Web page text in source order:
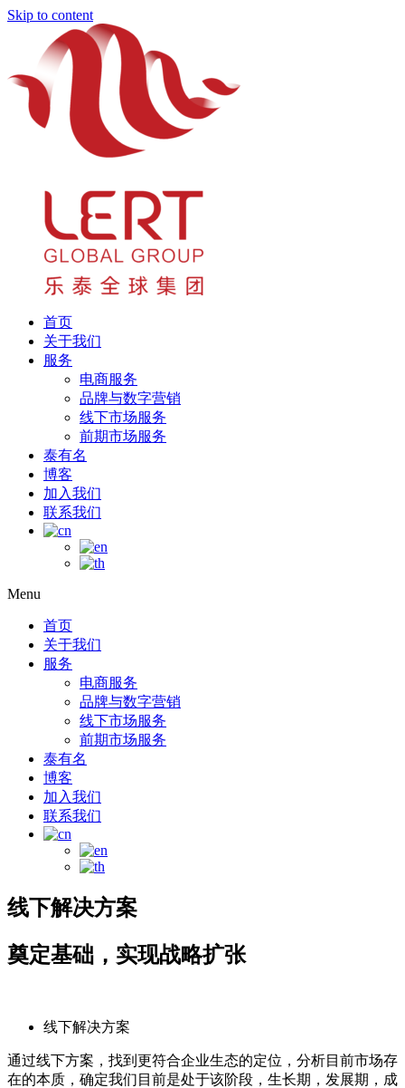
Skip to content
首页
关于我们
服务
电商服务
品牌与数字营销
线下市场服务
前期市场服务
泰有名
博客
加入我们
联系我们
Menu
首页
关于我们
服务
电商服务
品牌与数字营销
线下市场服务
前期市场服务
泰有名
博客
加入我们
联系我们
线下解决方案
奠定基础，实现战略扩张
线下解决方案
通过线下方案，找到更符合企业生态的定位，分析目前市场存
在的本质，确定我们目前是处于该阶段，生长期，发展期，成